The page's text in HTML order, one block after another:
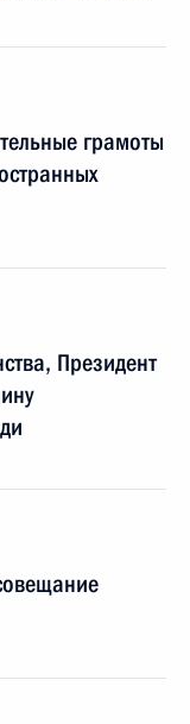
грамоты
Президент